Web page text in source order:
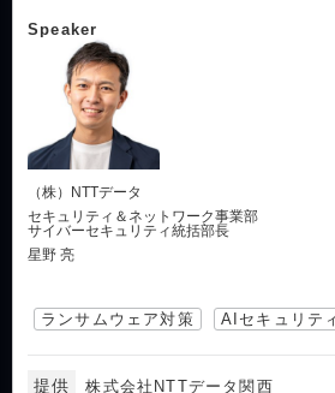
Speaker
（株）NTTデータ
セキュリティ＆ネットワーク事業部
サイバーセキュリティ統括部長
星野 亮
ランサムウェア対策 AIセキュリテ
提供 株式会社NTTデータ関西